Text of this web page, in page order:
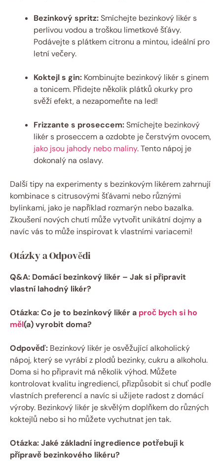
Bezinkový spritz:Smíchejte bezinkový likér s
perlivou vodou a troškou limetkové šťávy.
Podávejte s plátkem citronu a mintou, ideální pro
letní večery.
Koktejl s gin: Kombinujte bezinkový likér s ginem
a tonicem. Přidejte několik plátků okurky pro
svěží efekt, a nezapomeňte na led!
Frizzante s proseccem:Smíchejte bezinkový
likér s proseccem a ozdobte je čerstvým ovocem,
jako jsou jahody nebo maliny. Tento nápoj je
dokonalý na oslavy.
Další tipy na experimenty s bezinkovým likérem zahrnují
kombinace s citrusovými šťávami nebo různými
bylinkami, jako je například rozmarýn nebo bazalka.
Zkoušení nových chutí může vytvořit unikátní dojmy a
navíc vás to může inspirovat k vlastními variacemi!
Otázky a Odpovědi
Q&A: Domácí bezinkový likér – Jak si připravit
vlastní lahodný likér?
Otázka: Co je to bezinkový likér a proč bych si ho
měl(a) vyrobit doma?
Odpověď: Bezinkový likér je osvěžující alkoholický
nápoj, který se vyrábí z plodů bezinky, cukru a alkoholu.
Doma si ho připravit má několik výhod. Můžete
kontrolovat kvalitu ingrediencí, přizpůsobit si chuť podle
vlastních preferencí a navíc si užijete radost z domácí
výroby. Bezinkový likér je skvělým doplňkem do různých
koktejlů nebo si ho můžete vychutnat jen tak.
Otázka: Jaké základní ingredience potřebuji k
přípravě bezinkového likéru?